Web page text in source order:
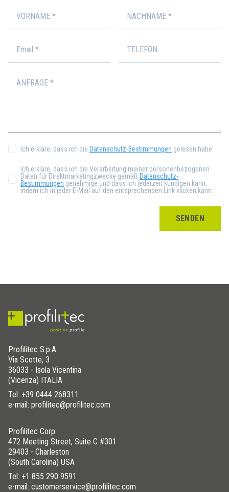
Ich erkläre, dass ich die Datenschutz-Bestimmungen gelesen habe
Ich erkläre, dass ich die Verarbeitung meiner personenbezogenen
Daten für Direktmarketingzwecke gemäß Datenschutz-
Bestimmungen genehmige und dass ich jederzeit kündigen kann,
indem ich in jeder E-Mail auf den entsprechenden Link klicken kann.
SENDEN
Profilitec S.p.A.
Via Scotte, 3
36033 - Isola Vicentina
(Vicenza) ITALIA
Tel: +39 0444 268311
e-mail: profilitec@profilitec.com
Profilitec Corp.
472 Meeting Street, Suite C #301
29403 - Charleston
(South Carolina) USA
Tel: +1 855 290 9591
e-mail: customerservice@profilitec.com